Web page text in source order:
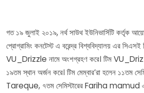
গত ১৯ জুলাই ২০১৯, নর্থ সাউথ ইউনিভার্সিটি কর্তৃক
প্রোগ্রামিং কনটেস্ট এ বরেন্দ্র বিশ্ববিদ্যালয় এর সিএসই
VU_Drizzle নামে অংশগ্রহণ করে। টিম
১৯তম স্থান অর্জন করে। টিম মেম্বার’রা হলেন ১১তম
Tareque, ৭তম সেমিস্টারের Fariha